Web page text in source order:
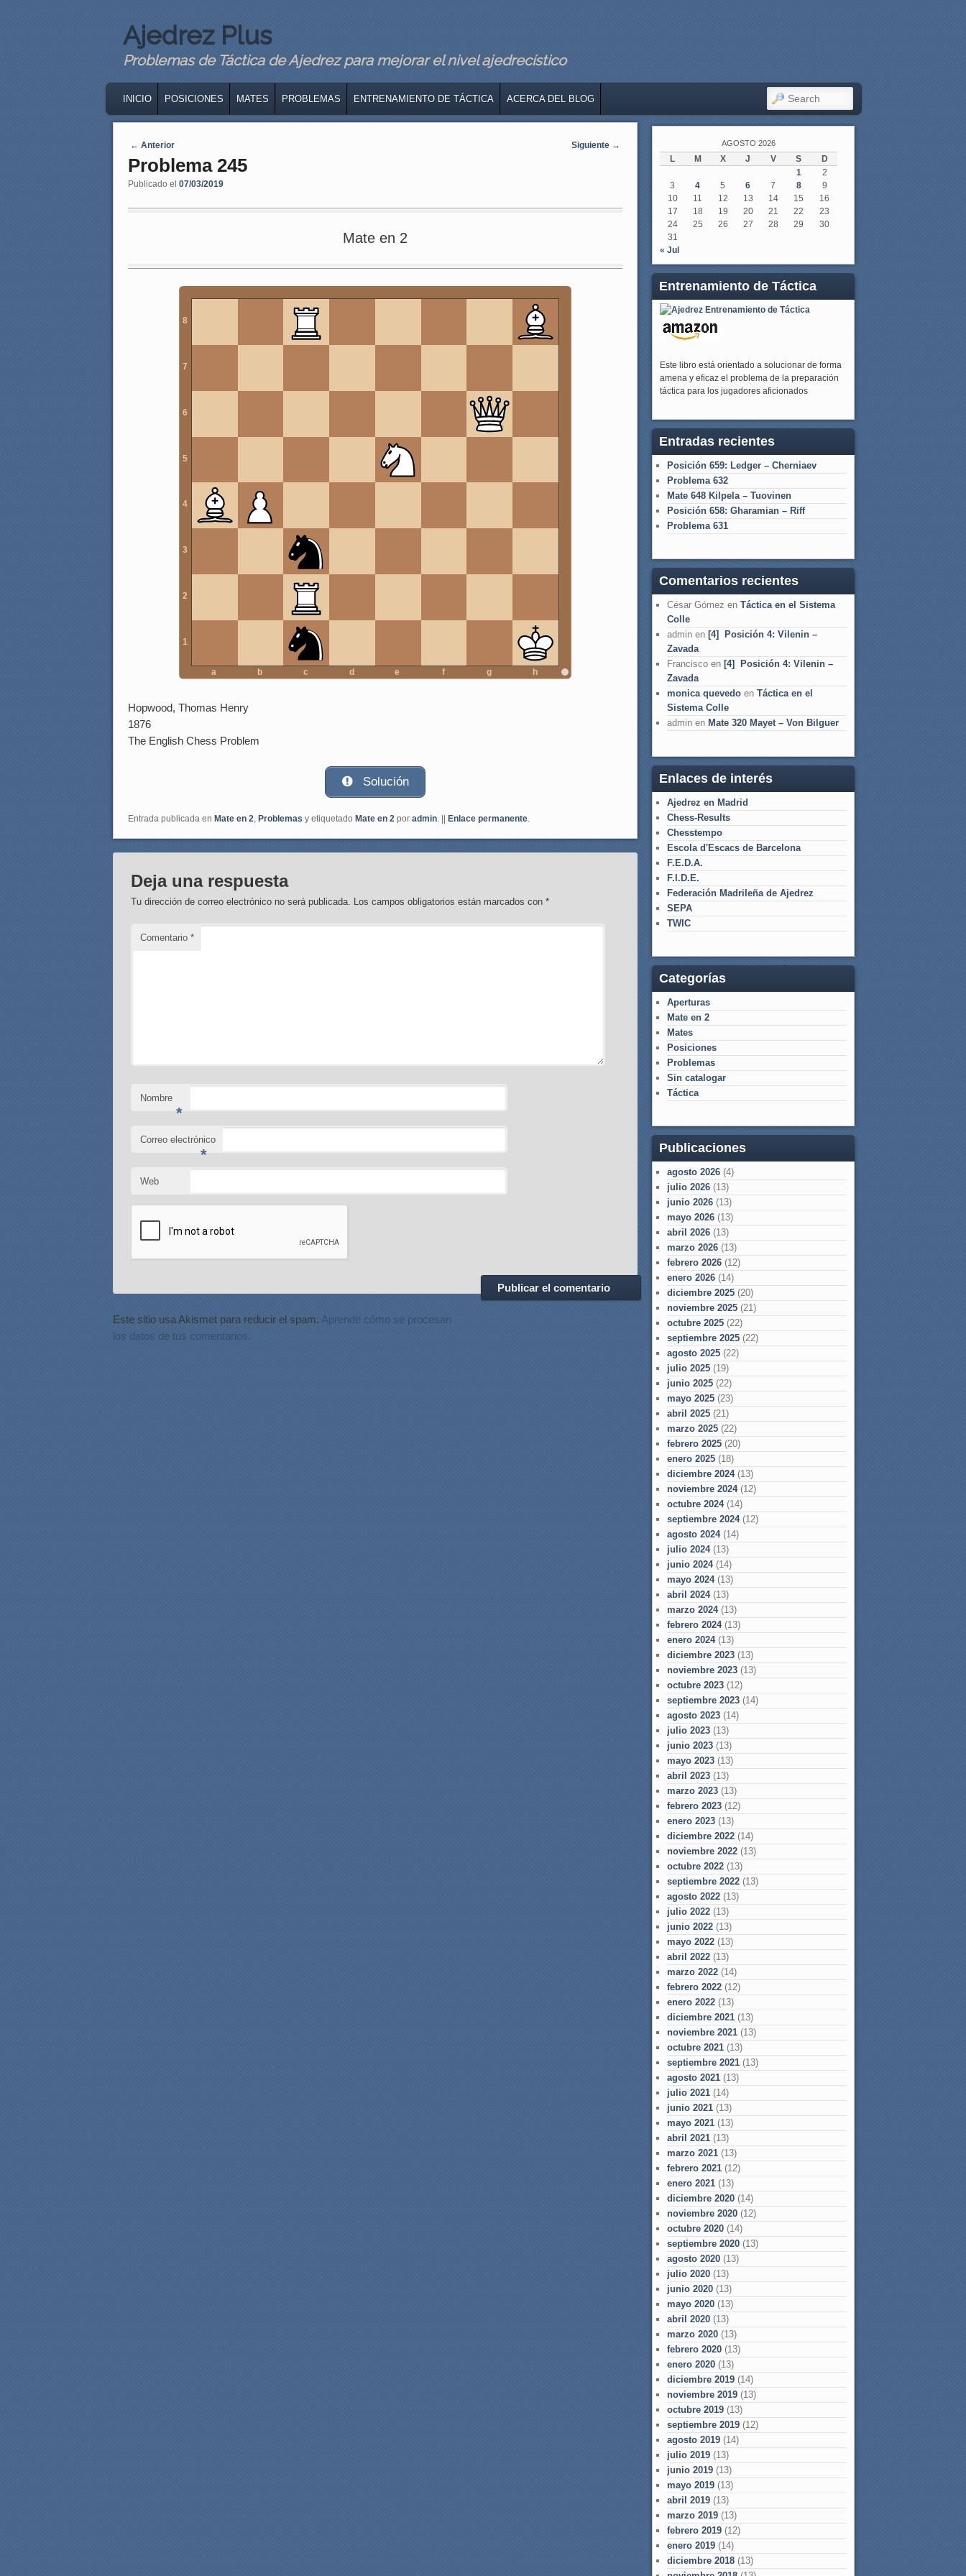
Ajedrez Plus
Problemas de Táctica de Ajedrez para mejorar el nivel ajedrecístico
SKIP TO PRIMARY CONTENT
SKIP TO SECONDARY CONTENT
INICIO POSICIONES MATES PROBLEMAS ENTRENAMIENTO DE TÁCTICA ACERCA DEL BLOG SEARCH
Navegaci�n de entradas
← Anterior Siguiente →
Problema 245
Publicado el 07/03/2019
Mate en 2
8
7
6
5
4
3
2
1
a b c d e f g h
Hopwood, Thomas Henry
1876
The English Chess Problem
Solución
Entrada publicada en Mate en 2, Problemas y etiquetado Mate en 2 por admin. || Enlace permanente.
Deja una respuesta
Tu dirección de correo electrónico no será publicada. Los campos obligatorios están marcados con*
Comentario*
Nombre
*
Correo electrónico
*
Web
Este sitio usa Akismet para reducir el spam. Aprende cómo se procesan
los datos de tus comentarios.
AGOSTO 2026
L M X J V S
D
1
2
3
4 5 6 7 8
9
10
11 12 13 14 15
16
17
18 19 20 21 22
23
24
25 26 27 28 29
30
31
« Jul
Entrenamiento de Táctica
Este libro está orientado a solucionar de forma
amena y eficaz el problema de la preparación
táctica para los jugadores aficionados
Entradas recientes
Posición 659: Ledger – Cherniaev
Problema 632
Mate 648 Kilpela – Tuovinen
Posición 658: Gharamian – Riff
Problema 631
Comentarios recientes
César Gómez en Táctica en el Sistema
Colle
admin en [4] Posición 4: Vilenin –
Zavada
Francisco en [4] Posición 4: Vilenin –
Zavada
monica quevedo en Táctica en el
Sistema Colle
admin en Mate 320 Mayet – Von Bilguer
Enlaces de interés
Ajedrez en Madrid
Chess-Results
Chesstempo
Escola d'Escacs de Barcelona
F.E.D.A.
F.I.D.E.
Federación Madrileña de Ajedrez
SEPA
TWIC
Categorías
Aperturas
Mate en 2
Mates
Posiciones
Problemas
Sin catalogar
Táctica
Publicaciones
agosto 2026 (4)
julio 2026 (13)
junio 2026 (13)
mayo 2026 (13)
abril 2026 (13)
marzo 2026 (13)
febrero 2026 (12)
enero 2026 (14)
diciembre 2025 (20)
noviembre 2025 (21)
octubre 2025 (22)
septiembre 2025 (22)
agosto 2025 (22)
julio 2025 (19)
junio 2025 (22)
mayo 2025 (23)
abril 2025 (21)
marzo 2025 (22)
febrero 2025 (20)
enero 2025 (18)
diciembre 2024(13)
noviembre 2024(12)
octubre 2024(14)
septiembre 2024(12)
agosto 2024(14)
julio 2024(13)
junio 2024(14)
mayo 2024(13)
abril 2024(13)
marzo 2024(13)
febrero 2024(13)
enero 2024(13)
diciembre 2023 (13)
noviembre 2023 (13)
octubre 2023 (12)
septiembre 2023 (14)
agosto 2023 (14)
julio 2023 (13)
junio 2023 (13)
mayo 2023 (13)
abril 2023 (13)
marzo 2023 (13)
febrero 2023 (12)
enero 2023 (13)
diciembre 2022 (14)
noviembre 2022 (13)
octubre 2022 (13)
septiembre 2022 (13)
agosto 2022 (13)
julio 2022 (13)
junio 2022 (13)
mayo 2022 (13)
abril 2022 (13)
marzo 2022 (14)
febrero 2022 (12)
enero 2022 (13)
diciembre 2021 (13)
noviembre 2021 (13)
octubre 2021 (13)
septiembre 2021 (13)
agosto 2021 (13)
julio 2021 (14)
junio 2021 (13)
mayo 2021 (13)
abril 2021 (13)
marzo 2021 (13)
febrero 2021 (12)
enero 2021 (13)
diciembre 2020 (14)
noviembre 2020 (12)
octubre 2020 (14)
septiembre 2020 (13)
agosto 2020 (13)
julio 2020 (13)
junio 2020 (13)
mayo 2020 (13)
abril 2020 (13)
marzo 2020 (13)
febrero 2020 (13)
enero 2020 (13)
diciembre 2019 (14)
noviembre 2019 (13)
octubre 2019 (13)
septiembre 2019 (12)
agosto 2019 (14)
julio 2019 (13)
junio 2019 (13)
mayo 2019 (13)
abril 2019 (13)
marzo 2019 (13)
febrero 2019 (12)
enero 2019 (14)
diciembre 2018 (13)